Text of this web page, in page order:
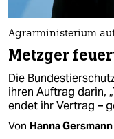
Agrarministerium
Metzger
Die
ihren Auftrag darin,
endet ihr Vertrag –
Von Hanna Gersmann